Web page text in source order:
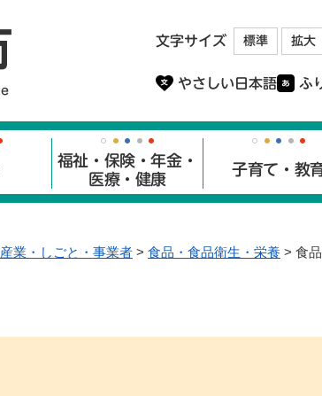
文字サイズ 標準 拡大
やさしい日本語 ふ
福祉・保険・年金・
医療・健康
子育て・教
産業・しごと・事業者 > 食品・食品衛生・栄養 > 食